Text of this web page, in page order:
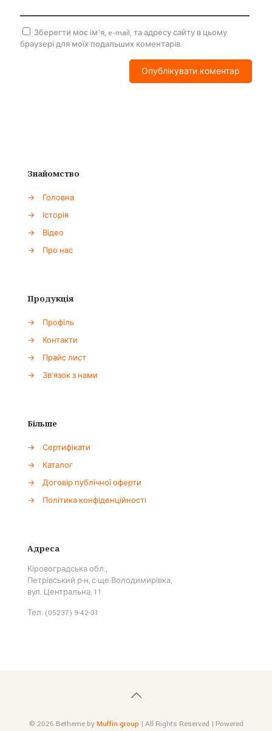
Зберегти моє ім'я, e-mail, та адресу сайту в цьому
браузері для моїх подальших коментарів.
Знайомство
→
Головна
→
Історія
→
Відео
→
Про нас
Продукція
→
Профіль
→
Контакти
→
Прайс лист
→
Зв'язок з нами
Більше
→
Сертифікати
→
Каталог
→
Договір публічної оферти
→
Політика конфіденційності
Адреса
Кіровоградська обл.,
Петрівський р-н, с-ще Володимирівка,
вул. Центральна, 11
Тел. (05237) 9-42-31
© 2026 Betheme byMuffin group | All Rights Reserved | Powered